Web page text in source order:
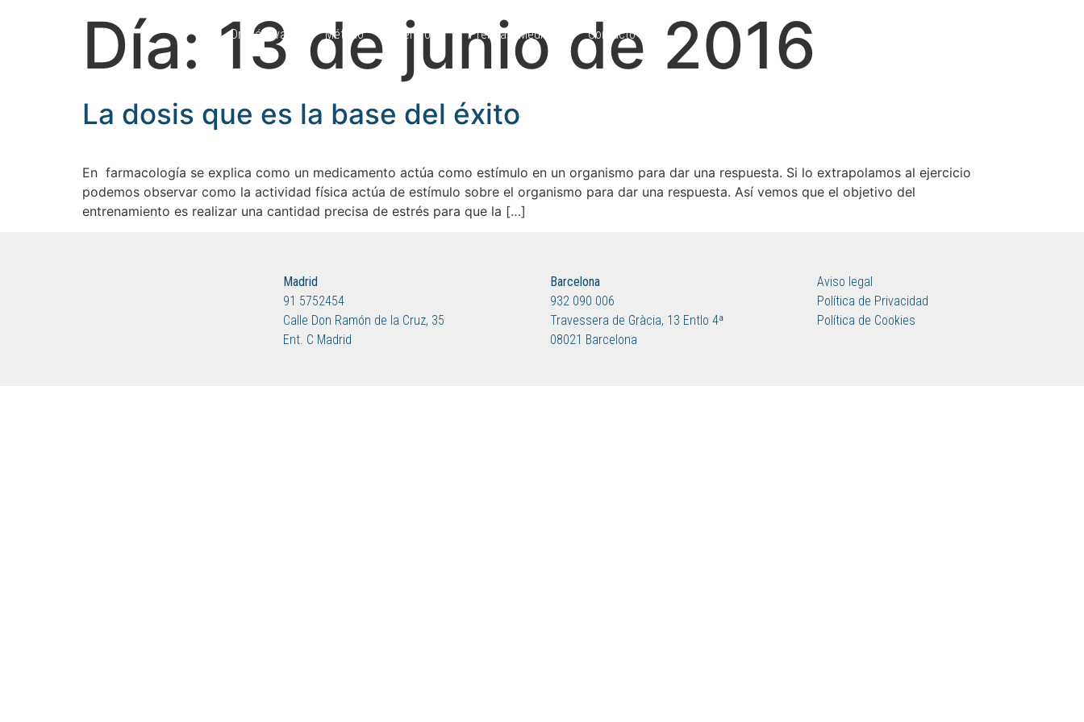
Dr. Cánovas Método Centros Prensa y Medios Contacto
Día: 13 de junio de 2016
La dosis que es la base del éxito
En farmacología se explica como un medicamento actúa como estímulo en un organismo para dar una respuesta. Si lo extrapolamos al ejercicio
podemos observar como la actividad física actúa de estímulo sobre el organismo para dar una respuesta. Así vemos que el objetivo del
entrenamiento es realizar una cantidad precisa de estrés para que la […]
Madrid
91 5752454
Calle Don Ramón de la Cruz, 35
Ent. C Madrid
Barcelona
932 090 006
Travessera de Gràcia, 13 Entlo 4ª
08021 Barcelona
Aviso legal
Política de Privacidad
Política de Cookies